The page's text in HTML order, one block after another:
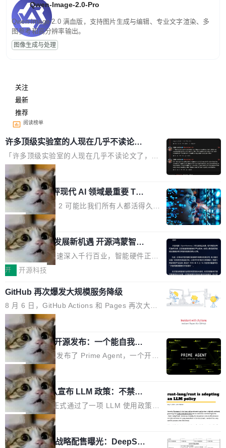
Qwen-Image-2.0-Pro
Qwen-Image-2.0 满血版，支持图片生成与编辑、专业文字渲染、多
图参考和高分辨率输出。
图像生成与处理
关注
最新
推荐
阅读榜单
许多顶级实验室的人现在几乎不读论文
了
「许多顶级实验室的人现在几乎不读论文了，而
且他们认为 ICLR/ICML/NeurIPS 充斥着大量过
度宣传和欺诈。」 OpenAI 研究员 Keller Jorda
n 这条推文引发了广泛讨论。他不是在说风凉
话，他是说出了一个圈内人尽皆知但很少公开捅
破的事实。 Jordan 随后补充了一句软化声明：
「我不认为这些会议上大部分论文都在过度宣传
或造假。问题是，作为读者，如果你筛选出那些
看起来最令人兴奋的论文，那它们大部分都是过
度宣传的。」 这才是真正的痛点。不是所有论文
都有问题，是最吸引眼球的那批论文最有问题。
他引用的帖子来自 Mathew Shen，一位 ICLR 2
026 的读者：「看了篇 ...
局
xAI 前工程师评现代 AI 领域最重要 Top
3 开源项目
Flash Attention 2 可能比我们所有人都活得久。
这句话不是来自某个技术博客，而是出自 Hieu
Pham 的一条推文。Hieu Pham 是谁？他是 xAI
的早期工程师之一，在 Grok 训练基础设施团队
工作过。近日他在 X 上发了一条帖子，列出了他
认为现代 AI 领域最重要的三个开源项目。 第一
个名字毫无悬念：Flash Attention 2。 Hieu 的
理由很具体。FA 系列不需要解释，但 FA2 是他
认为最重要的一个——复杂度恰到好处，刚好能
驱动你去学 CuTe，但还没被那些"邪恶的" Hopp
er++ 优化所淹没，足够容易修改和适配。 更关
键的是 FA2 的持久性...
局
共商智能硬件发展新机遇 开源鸿蒙智能
硬件开发者日杭州站即将举行
随着万物智联加速深入千行百业，智能硬件正从
单点设备迈向智能化、网联化、协同化发展。作
鸿蒙通过统一技术底座和分布式能力，为不同类
型智能设备的开发、连接与互联提供关键支撑，
也为产业链企业探索产品创新与商业增长打开新
的空间。 8月14日，开源鸿蒙智能硬件开发者日
（OHDD：OpenHarmony Hardware Develope
r Day）将在杭州启航。活动面向智能硬件产业
链企业和开发者，邀请行业专家与资深技术顾
问，围绕开源鸿蒙技术能力、设备适配、芯片适
配、功耗与稳定性调优、兼容性测评及统一互联
等内容展开系统讲解和实战交流，帮助企业进一
步了解开源鸿蒙在智能...
开 开源科技
GitHub 再次爆发大规模服务降级
8 月 6 日，GitHub Actions 和 Pages 再次大规
模服务降级，Actions 完全不可用超过 5 小时，
webhook 停发，连自托管 runner 也因调度层故
障无法工作。Pages、Copilot code review、C
opilot coding agent 全部受影响。从检测到完全
恢复，大约 12 小时。 这是 2026 年 8 月的第六
起事故，其中四起与 AI/Copilot 服务相关。 Git
Hub 员工 kdaigle 在 HN 讨论中贴出了一组数
据：2025 年全年 10 亿次 commit。现在，每周
2.75 亿次，全年预计 140 亿次。GitHub...
局
Prime Agent 开源发布：一个能自我改
进的编程 Agent，ARC-AGI 3 超越人类
专家基线
Prime Intellect 发布了 Prime Agent，一个开源
的编程 Agent Harness，核心设计围绕两个抽
象：Recursive Language Model（RLM）和 C
ontinual Harness。在 ARC-AGI 3 基准测试
上，Prime Agent + Opus 5 的组合达到了 95.
5% RHAE Best@1，超过了 ARC 报告的人类专
家基线 95.4%。 不是又一个 coding agent 包装
器 Prime Agent 的架构和市面上大多数 coding
局
Rust 项目团队宣布 LLM 政策：不禁
止，但你要承认哪些代码不是你写的
Rust 语言项目正式通过了一项 LLM 使用政策，
覆盖 rust-lang/rust 单一仓库的代码贡献。这不
是项目级别的官方立场，目前由五个团队采纳，
但它可能是主流开源项目中关于 AI 辅助贡献最
局
宇树科技 IPO 战略配售曝光：DeepSe